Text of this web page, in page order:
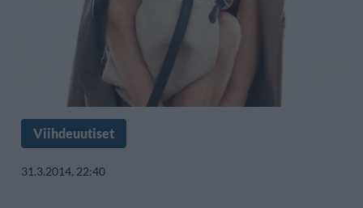
Viihdeuutiset
31.3.2014, 22:40